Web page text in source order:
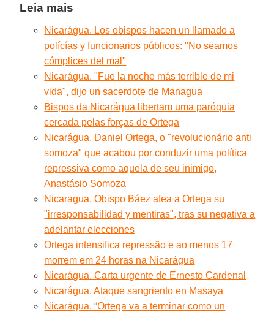
Leia mais
Nicarágua. Los obispos hacen un llamado a
polícías y funcionarios públicos: "No seamos
cómplices del mal"
Nicarágua. "Fue la noche más terrible de mi
vida", dijo un sacerdote de Managua
Bispos da Nicarágua libertam uma paróquia
cercada pelas forças de Ortega
Nicarágua. Daniel Ortega, o "revolucionário anti
somoza" que acabou por conduzir uma política
repressiva como aquela de seu inimigo,
Anastásio Somoza
Nicaragua. Obispo Báez afea a Ortega su
"irresponsabilidad y mentiras", tras su negativa a
adelantar elecciones
Ortega intensifica repressão e ao menos 17
morrem em 24 horas na Nicarágua
Nicarágua. Carta urgente de Ernesto Cardenal
Nicarágua. Ataque sangriento en Masaya
Nicarágua. “Ortega va a terminar como un